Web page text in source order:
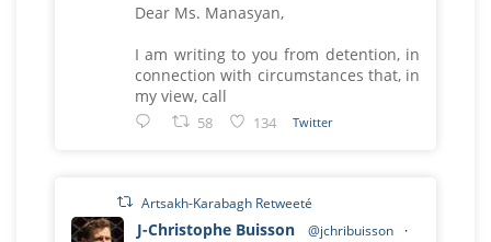
Dear Ms. Manasyan,
I am writing to you from detention, in
connection with circumstances that, in
my view, call
58 134 Twitter
Artsakh-Karabagh Retweeté
J-Christophe Buisson @jchribuisson
·